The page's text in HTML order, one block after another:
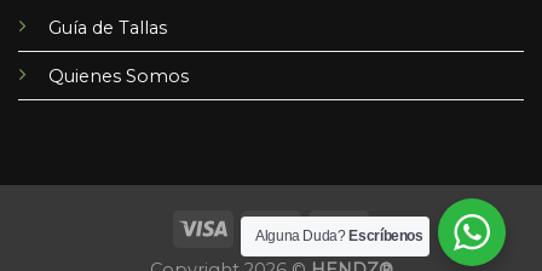
Guía de Tallas
Quienes Somos
Alguna Duda? Escríbenos